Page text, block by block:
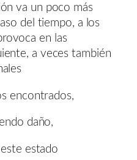
va un poco más
del tiempo, a los
en las
a veces también
encontrados,
daño,
estado